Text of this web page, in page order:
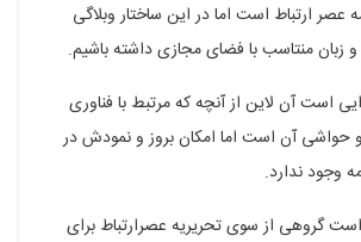
عصر ارتباط است اما در این ساختار وبلاگی
منتاسب با فضای مجازی داشته باشیم.
آن لاین از آنچه که مرتبط با فناوری
و حواشی آن است اما امکان بروز و نمودش در
وجود ندارد.
گروهی از سوی تحریریه عصرارتباط برای